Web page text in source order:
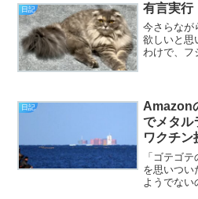
政的にやや
日記 有言実行
今さらなが
欲しいと思
わけで、フ
でしょう
日記
Amazon
でメタル
ワクチン
の話。
「ゴテゴ
を思いつい
ようでない